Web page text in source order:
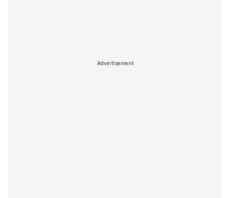
Advertisement